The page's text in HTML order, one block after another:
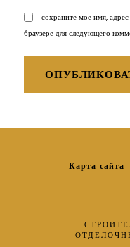
сохраните мое имя,
браузере для следующего
Карта сайта